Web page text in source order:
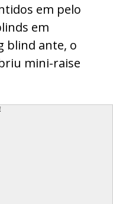
em pelo
em
blind ante, o
mini-raise